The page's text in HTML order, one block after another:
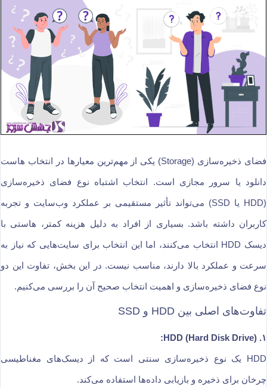
فضای ذخیره‌سازی (Storage) یکی از مهم‌ترین معیارها در انتخاب هاست
دانلود یا سرور مجازی است. انتخاب اشتباه نوع فضای ذخیره‌سازی
(HDD یا SSD) می‌تواند تأثیر مستقیمی بر عملکرد وب‌سایت و تجربه
کاربران داشته باشد. بسیاری از افراد به دلیل هزینه کمتر، هاستی با
دیسک HDD انتخاب می‌کنند، اما این انتخاب برای سایت‌هایی که نیاز به
سرعت و عملکرد بالا دارند، مناسب نیست. در این بخش، تفاوت این دو
نوع فضای ذخیره‌سازی و اهمیت انتخاب صحیح آن را بررسی می‌کنیم.
تفاوت‌های اصلی بین HDD و SSD
۱. HDD (Hard Disk Drive):
HDD یک نوع ذخیره‌سازی سنتی است که از دیسک‌های مغناطیسی
چرخان برای ذخیره و بازیابی داده‌ها استفاده می‌کند.